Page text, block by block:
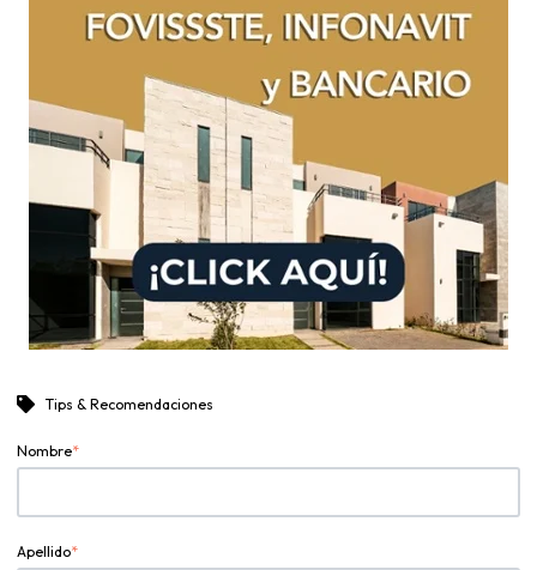
Tips & Recomendaciones
Nombre*
Apellido*